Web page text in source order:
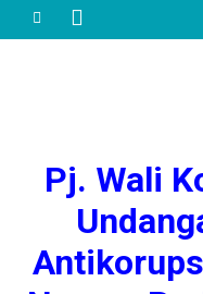
Pj. Wali